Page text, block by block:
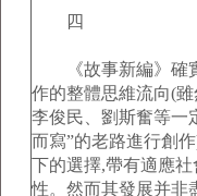
四
《故事新編》確實
作的整體思維流向(雖
李俊民、劉斯奮等一
而寫”的老路進行創
下的選擇,帶有適應
性。然而其發展并非